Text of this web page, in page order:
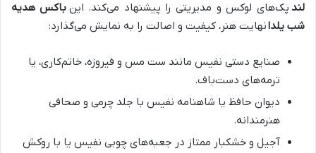
لند پک‌های لوکس و مدیریتی را پیشنهاد می‌کند. این باکس هدیه
شب یلدانهایت هنر، کیفیت و اصالت را به نمایش می‌گذارد:
صنایع دستی نفیس مانند ست مس و فیروزه، خاتم‌کاری، یا
ترمه‌های دست‌باف.
دیوان حافظ یا شاهنامه نفیس با جلد چرمی و صحافی
هنرمندانه.
آجیل و خشکبار ممتاز در جعبه‌های چوبی نفیس یا با روکش